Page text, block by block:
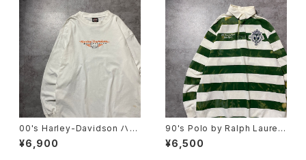
00's Harley-Davidson ハー
レーダビッドソン スカル セン
ター刺繍ロゴ ホワイト 白
¥6,900
90's Polo by Ralph Lauren
ポロバイラルフローレン 刺繍×
ワッペン ボーダー ラガーシ
¥6,500